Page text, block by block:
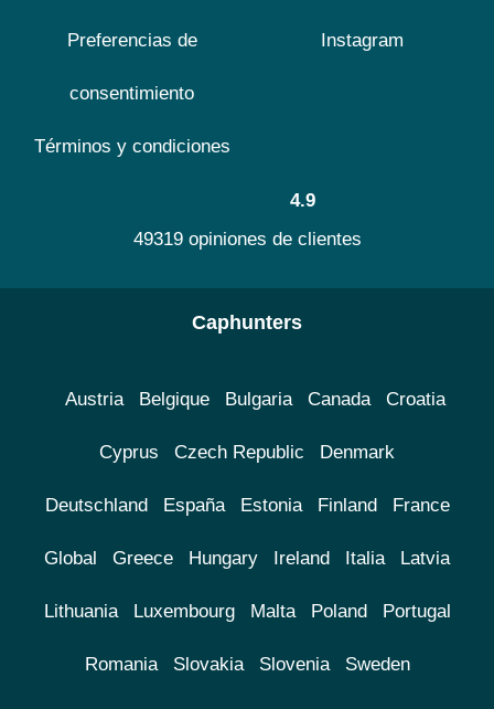
Preferencias de
consentimiento
Términos y condiciones
Instagram
4.9
49319 opiniones de clientes
Caphunters
Austria Belgique Bulgaria Canada Croatia
Cyprus Czech Republic Denmark
Deutschland España Estonia Finland France
Global Greece Hungary Ireland Italia Latvia
Lithuania Luxembourg Malta Poland Portugal
Romania Slovakia Slovenia Sweden